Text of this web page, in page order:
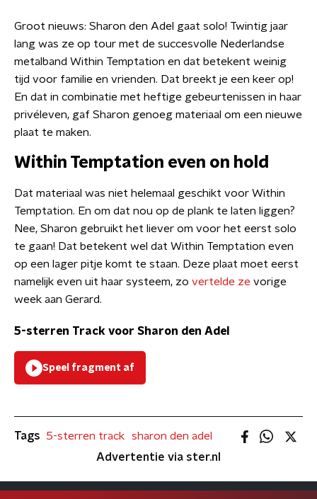
Groot nieuws: Sharon den Adel gaat solo! Twintig jaar
lang was ze op tour met de succesvolle Nederlandse
metalband Within Temptation en dat betekent weinig
tijd voor familie en vrienden. Dat breekt je een keer op!
En dat in combinatie met heftige gebeurtenissen in haar
privéleven, gaf Sharon genoeg materiaal om een nieuwe
plaat te maken.
Within Temptation even on hold
Dat materiaal was niet helemaal geschikt voor Within
Temptation. En om dat nou op de plank te laten liggen?
Nee, Sharon gebruikt het liever om voor het eerst solo
te gaan! Dat betekent wel dat Within Temptation even
op een lager pitje komt te staan. Deze plaat moet eerst
namelijk even uit haar systeem, zo vertelde ze vorige
week aan Gerard.
5-sterren Track voor Sharon den Adel
Speel fragment af
Tags 5-sterren track
sharon den adel
Advertentie via ster.nl